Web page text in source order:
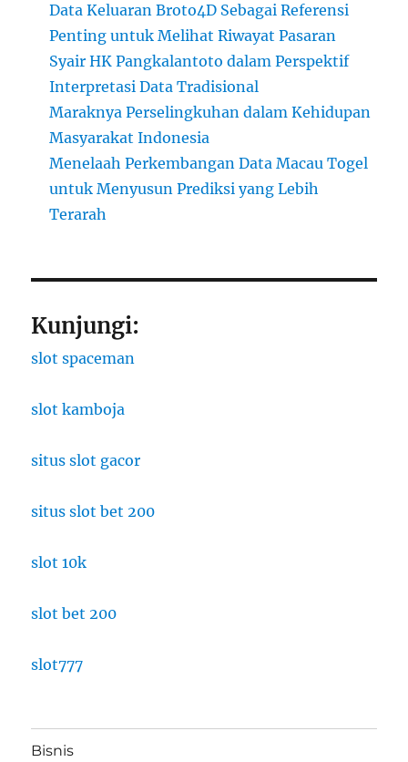
Data Keluaran Broto4D Sebagai Referensi
Penting untuk Melihat Riwayat Pasaran
Syair HK Pangkalantoto dalam Perspektif
Interpretasi Data Tradisional
Maraknya Perselingkuhan dalam Kehidupan
Masyarakat Indonesia
Menelaah Perkembangan Data Macau Togel
untuk Menyusun Prediksi yang Lebih
Terarah
Kunjungi:
slot spaceman
slot kamboja
situs slot gacor
situs slot bet 200
slot 10k
slot bet 200
slot777
Bisnis